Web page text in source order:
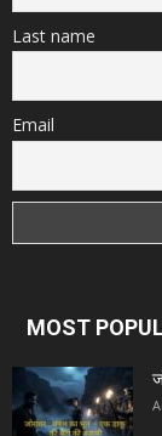
Last name
Email
MOST